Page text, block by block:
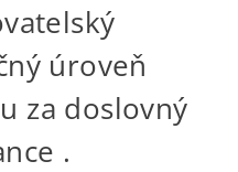
úroveň
za doslovný
.